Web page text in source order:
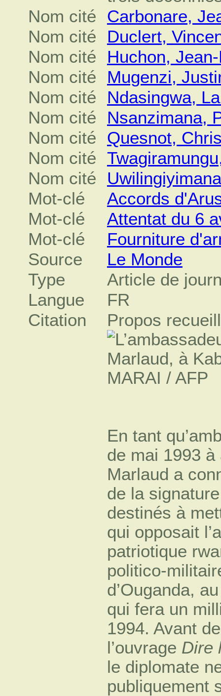
Nom cité
Carbonare,
Nom cité
Duclert,
Nom cité
Huchon,
Nom cité
Mugenzi,
Nom cité
Ndasingwa,
Nom cité
Nsanzimana,
Nom cité
Quesnot,
Nom cité
Nom cité
Mot-clé
Accords
Mot-clé
Attentat du 6
Mot-clé
Fourniture
Source
Le Monde
Type
Article de
Langue
FR
Citation
Propos
En tant
de mai 1993
Marlaud a
de la
destinés à
qui opposait
patriotique
politico-
d’Ouganda,
qui fera un
1994. Avant
l’ouvrage Dire
le diplomate
publiquement